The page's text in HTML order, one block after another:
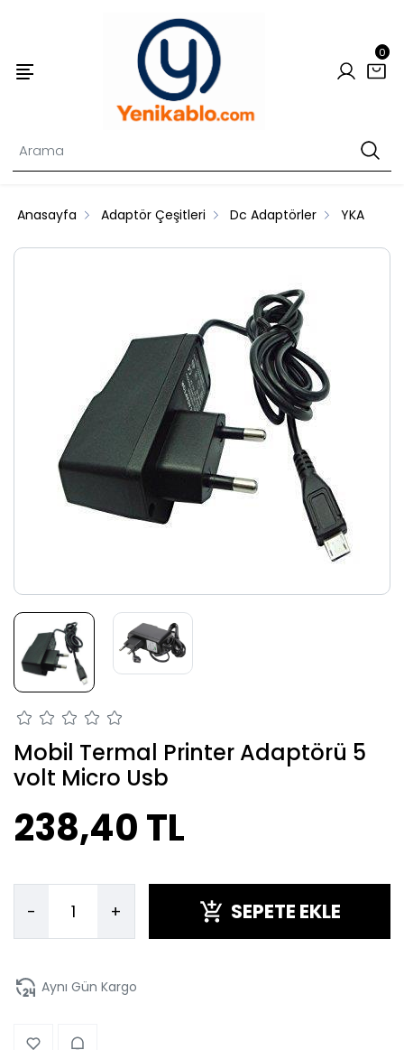
0
Anasayfa Adaptör Çeşitleri Dc Adaptörler YKA
Mobil Termal Printer Adaptörü 5
volt Micro Usb
238,40 TL
- + SEPETE EKLE
Aynı Gün Kargo